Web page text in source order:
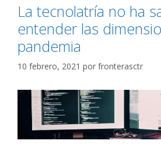
La tecnolatría no ha
entender las
pandemia
10 febrero, 2021 por fronterasctr